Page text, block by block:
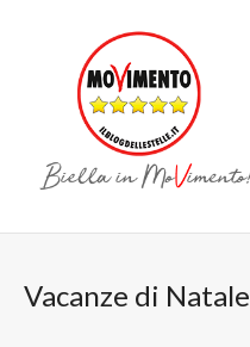
Vacanze di Natale